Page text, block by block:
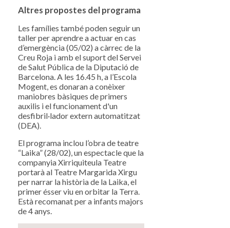
Altres propostes del programa
Les famílies també poden seguir un
taller per aprendre a actuar en cas
d’emergència (05/02) a càrrec de la
Creu Roja i amb el suport del Servei
de Salut Pública de la Diputació de
Barcelona. A les 16.45 h, a l’Escola
Mogent, es donaran a conèixer
maniobres bàsiques de primers
auxilis i el funcionament d'un
desfibril·lador extern automatitzat
(DEA).
El programa inclou l’obra de teatre
“Laika” (28/02), un espectacle que la
companyia Xirriquiteula Teatre
portarà al Teatre Margarida Xirgu
per narrar la història de la Laika, el
primer ésser viu en orbitar la Terra.
Està recomanat per a infants majors
de 4 anys.